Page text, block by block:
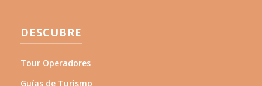
DESCUBRE
Tour Operadores
Guías de Turismo